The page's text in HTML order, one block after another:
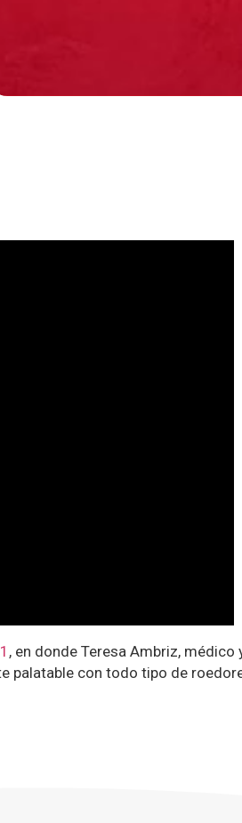
, en donde Teresa Ambriz, médico
palatable con todo tipo de